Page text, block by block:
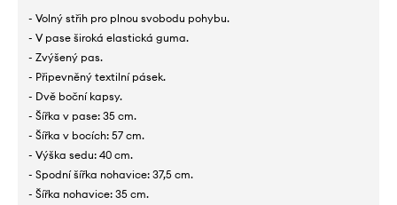
- Volný střih pro plnou svobodu pohybu.
- V pase široká elastická guma.
- Zvýšený pas.
- Připevněný textilní pásek.
- Dvě boční kapsy.
- Šířka v pase: 35 cm.
- Šířka v bocích: 57 cm.
- Výška sedu: 40 cm.
- Spodní šířka nohavice: 37,5 cm.
- Šířka nohavice: 35 cm.